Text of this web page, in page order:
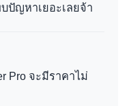
ปัญหาเยอะเลยจ้า
Pro จะมีราคาไม่